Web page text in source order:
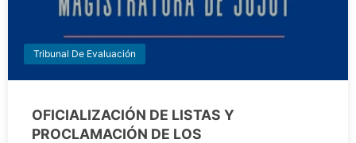
Tribunal De Evaluación
OFICIALIZACIÓN DE LISTAS Y
PROCLAMACIÓN DE LOS